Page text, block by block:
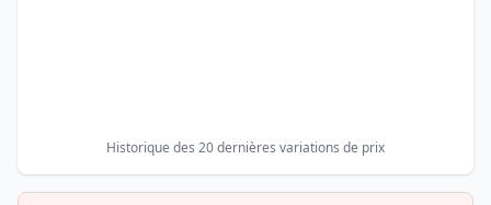
Historique des 20 dernières variations de prix